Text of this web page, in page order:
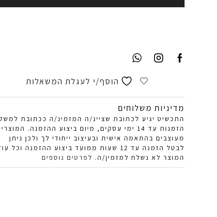
הוסף/י לעגלת המשאלות
מדיניות משלוחים
התכשיט יגיע לכתובת שציינ/ה המזמינ/ה ככתובת
הזמנות עד 14 ימי עסקים, מיום ביצוע ההזמנה.
מעוצבים בהתאמה אישית ובעיצוב ייחודי לך ולכן ניתן
לבטל הזמנה עד 12 שעות ממועד ביצוע ההזמנה וכל
המוצר לא נשלח למזמין/ה. לפרטים נוספים